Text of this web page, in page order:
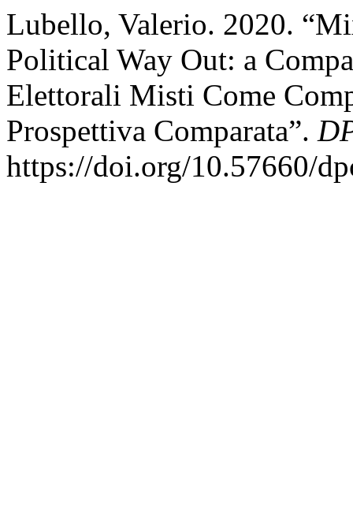
Lubello, Valerio. 2020.
Political Way Out: a
Elettorali Misti Come
Prospettiva Comparata”.
https://doi.org/10.57660/